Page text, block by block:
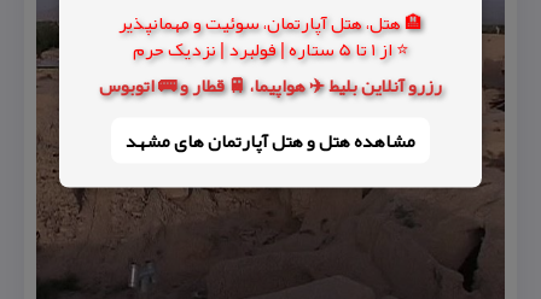
🏨 هتل، هتل آپارتمان، سوئیت و مهمانپذیر
⭐ از 1 تا 5 ستاره | فولبرد | نزدیک حرم
رزرو آنلاین بلیط ✈️ هواپیما، 🚆 قطار و 🚌 اتوبوس
مشاهده هتل و هتل‌ آپارتمان های مشهد